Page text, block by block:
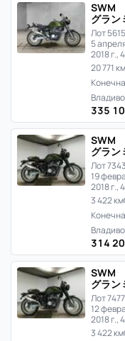
SWM
グラン
Лот 5615
5
2018 г.,
20 771 км
335
SWM
グラン
Лот 7343
19
2018 г.,
3 422 км
314
SWM
グラン
Лот 7477
12
2018 г.,
3 422 км